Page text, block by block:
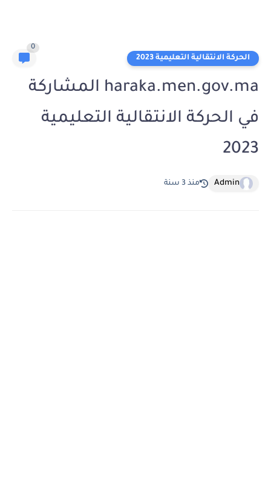
الحركة الانتقالية التعليمية 2023
0
haraka.men.gov.ma المشاركة
في الحركة الانتقالية التعليمية
2023
Admin منذ 3 سنة